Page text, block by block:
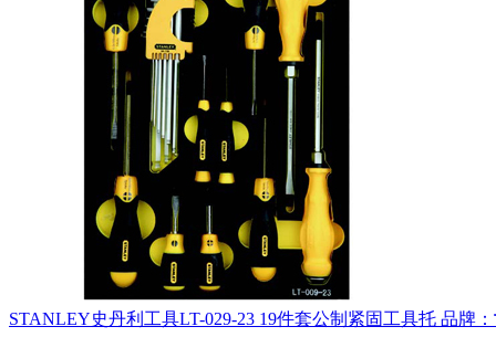
STANLEY史丹利工具LT-029-23 19件套公制紧固工具托 品牌：